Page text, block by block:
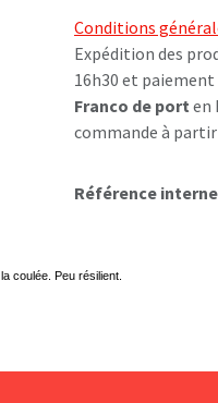
Conditions
Expédition des
16h30 et
Franco de port en
commande à partir
Référence
coulée. Peu résilient.